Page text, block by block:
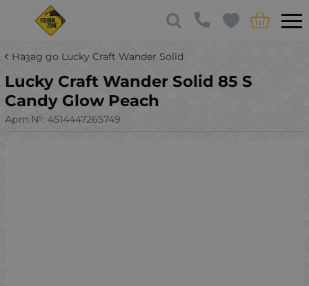
Назад до Lucky Craft Wander Solid
Lucky Craft Wander Solid 85 S
Candy Glow Peach
Арт.№: 4514447265749